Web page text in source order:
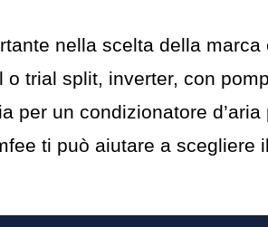
nella scelta della marca
trial split, inverter, con
per un condizionatore d’aria
ti può aiutare a scegliere